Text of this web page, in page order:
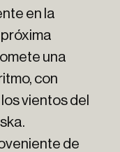
en la
una
con
vientos del
de